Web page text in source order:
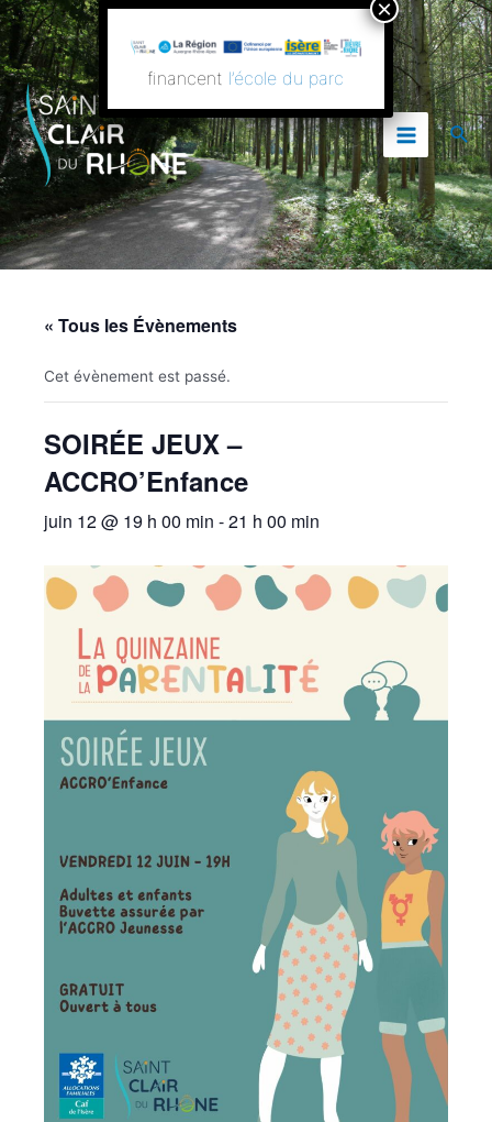
Aller
au
contenu
Main
Menu
« Tous les Évènements
Cet évènement est passé.
SOIRÉE JEUX –
ACCRO’Enfance
juin 12 @ 19 h 00 min -21 h 00 min
financent l’école du parc